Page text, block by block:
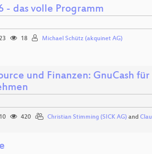
- das volle Programm
18 Michael Schütz (akquinet AG)
und Finanzen: GnuCash
420 Christian Stimming (SICK AG) and